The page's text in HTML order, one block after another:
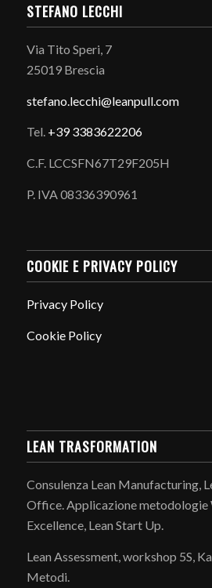
STEFANO LECCHI
Via Tito Speri, 7
25019 Brescia
stefano. lecchi@leanpull.com
Tel. +39 3383622206
C.F. LCCSFN67T29F205H
P. IVA 08336390961
COOKIE E PRIVACY POLICY
Privacy Policy
Cookie Policy
LEAN TRASFORMATION
Consulenza Lean Manufacturing,
Office. Applicazione
Excellence, Lean Start Up.
Lean Assessment, workshop 5S,
Metodi.